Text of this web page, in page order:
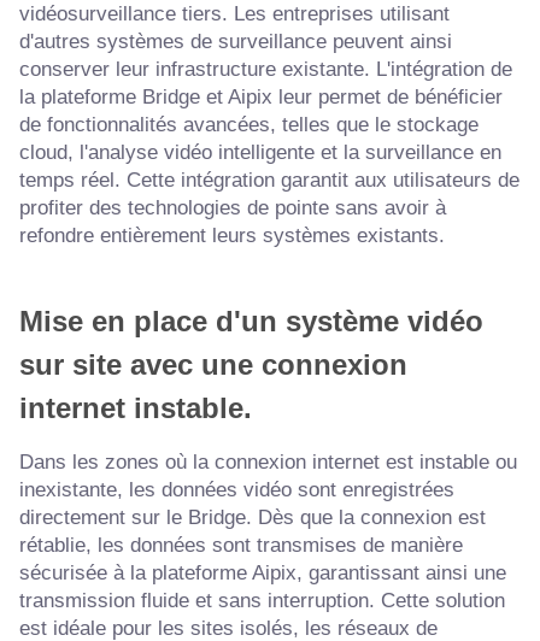
vidéosurveillance tiers. Les entreprises utilisant
d'autres systèmes de surveillance peuvent ainsi
conserver leur infrastructure existante. L'intégration de
la plateforme Bridge et Aipix leur permet de bénéficier
de fonctionnalités avancées, telles que le stockage
cloud, l'analyse vidéo intelligente et la surveillance en
temps réel. Cette intégration garantit aux utilisateurs de
profiter des technologies de pointe sans avoir à
refondre entièrement leurs systèmes existants.
Mise en place d'un système vidéo
sur site avec une connexion
internet instable.
Dans les zones où la connexion internet est instable ou
inexistante, les données vidéo sont enregistrées
directement sur le Bridge. Dès que la connexion est
rétablie, les données sont transmises de manière
sécurisée à la plateforme Aipix, garantissant ainsi une
transmission fluide et sans interruption. Cette solution
est idéale pour les sites isolés, les réseaux de